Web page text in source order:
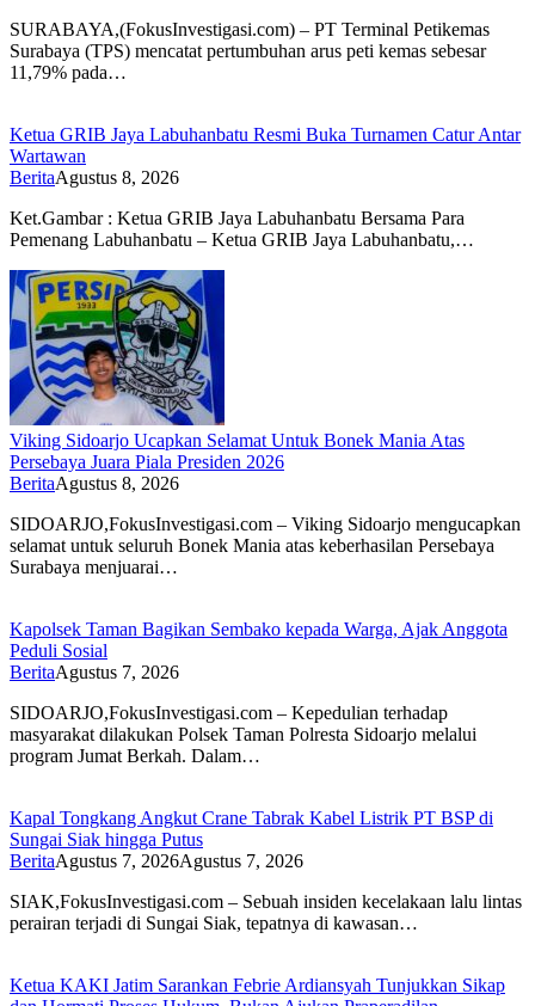
SURABAYA,(FokusInvestigasi.com) – PT Terminal Petikemas
Surabaya (TPS) mencatat pertumbuhan arus peti kemas sebesar
11,79% pada…
Ketua GRIB Jaya Labuhanbatu Resmi Buka Turnamen Catur Antar
Wartawan
BeritaAgustus 8, 2026
Ket.Gambar : Ketua GRIB Jaya Labuhanbatu Bersama Para
Pemenang Labuhanbatu – Ketua GRIB Jaya Labuhanbatu,…
Viking Sidoarjo Ucapkan Selamat Untuk Bonek Mania Atas
Persebaya Juara Piala Presiden 2026
BeritaAgustus 8, 2026
SIDOARJO,FokusInvestigasi.com – Viking Sidoarjo mengucapkan
selamat untuk seluruh Bonek Mania atas keberhasilan Persebaya
Surabaya menjuarai…
Kapolsek Taman Bagikan Sembako kepada Warga, Ajak Anggota
Peduli Sosial
BeritaAgustus 7, 2026
SIDOARJO,FokusInvestigasi.com – Kepedulian terhadap
masyarakat dilakukan Polsek Taman Polresta Sidoarjo melalui
program Jumat Berkah. Dalam…
Kapal Tongkang Angkut Crane Tabrak Kabel Listrik PT BSP di
Sungai Siak hingga Putus
BeritaAgustus 7, 2026Agustus 7, 2026
SIAK,FokusInvestigasi.com – Sebuah insiden kecelakaan lalu lintas
perairan terjadi di Sungai Siak, tepatnya di kawasan…
Ketua KAKI Jatim Sarankan Febrie Ardiansyah Tunjukkan Sikap